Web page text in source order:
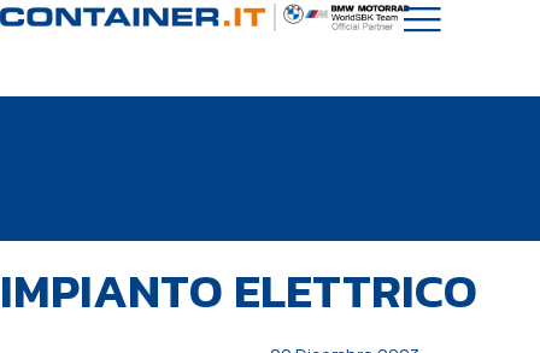
IN:
IMPIANTO ELETTRICO
il: